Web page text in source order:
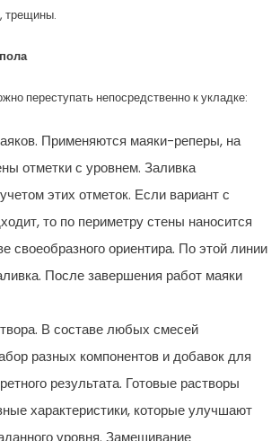
трещины.
переступать непосредственно к укладке:
Применяются маяки-реперы, на
отметки с уровнем. Заливка
этих отметок. Если вариант с
то по периметру стены наносится
своеобразного ориентира. По этой линии
После завершения работ маяки
В составе любых смесей
разных компонентов и добавок для
результата. Готовые растворы
характеристики, которые улучшают
уровня. Замешивание